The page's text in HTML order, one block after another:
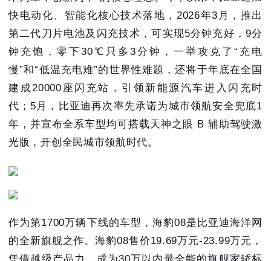
快电动化、智能化核心技术落地，2026年3月，推出
第二代刀片电池及闪充技术，可实现5分钟充好，9分
钟充饱，零下30℃只多3分钟，一举攻克了“充电
慢”和“低温充电难”的世界性难题，还将于年底在全国
建成20000座闪充站，引领新能源汽车进入闪充时
代；5月，比亚迪再次率先承诺为城市领航安全兜底1
年，并宣布全系车型均可搭载天神之眼 B 辅助驾驶激
光版，开创全民城市领航时代。
作为第1700万辆下线的车型，海豹08是比亚迪海洋网
的全新旗舰之作。海豹08售价19.69万元-23.99万元，
凭借越级产品力，成为30万以内最全能的旗舰家轿标